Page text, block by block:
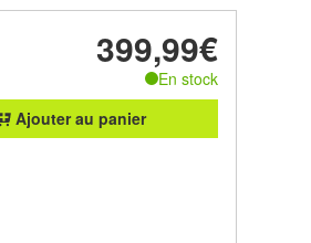
399,99€
En stock
Ajouter au panier